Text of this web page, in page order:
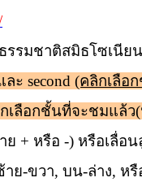
รมชาติสมิธโซเนีย
ละ second (คลิกเลือ
ลือกชั้นที่จะชมแล้ว
+ หรือ -) หรือเลื่อ
าย-ขวา, บน-ล่าง,